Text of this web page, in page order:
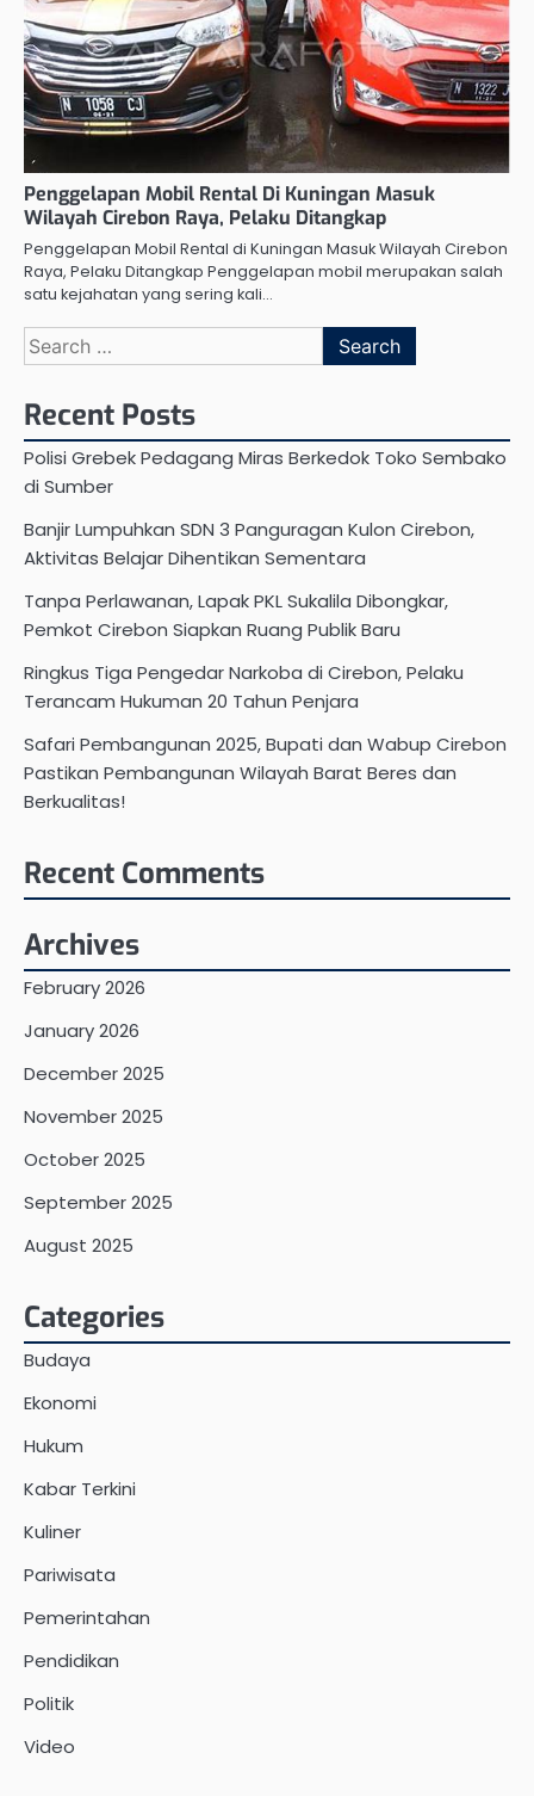
Penggelapan Mobil Rental Di Kuningan Masuk
Wilayah Cirebon Raya, Pelaku Ditangkap
Penggelapan Mobil Rental di Kuningan Masuk Wilayah Cirebon
Raya, Pelaku Ditangkap Penggelapan mobil merupakan salah
satu kejahatan yang sering kali…
Search
for:
Recent Posts
Polisi Grebek Pedagang Miras Berkedok Toko Sembako
di Sumber
Banjir Lumpuhkan SDN 3 Panguragan Kulon Cirebon,
Aktivitas Belajar Dihentikan Sementara
Tanpa Perlawanan, Lapak PKL Sukalila Dibongkar,
Pemkot Cirebon Siapkan Ruang Publik Baru
Ringkus Tiga Pengedar Narkoba di Cirebon, Pelaku
Terancam Hukuman 20 Tahun Penjara
Safari Pembangunan 2025, Bupati dan Wabup Cirebon
Pastikan Pembangunan Wilayah Barat Beres dan
Berkualitas!
Recent Comments
Archives
February 2026
January 2026
December 2025
November 2025
October 2025
September 2025
August 2025
Categories
Budaya
Ekonomi
Hukum
Kabar Terkini
Kuliner
Pariwisata
Pemerintahan
Pendidikan
Politik
Video